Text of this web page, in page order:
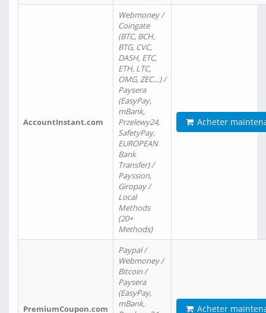
AccountInstant.com
Webmoney /
Coingate
(BTC, BCH,
BTG, CVC,
DASH, ETC,
ETH, LTC,
OMG, ZEC…) /
Paysera
(EasyPay,
mBank,
Przelewy24,
SafetyPay,
EUROPEAN
Bank
Transfer) /
Payssion,
Giropay /
Local
Methods
(20+
Methods)
Acheter
PremiumCoupon.com
Paypal /
Webmoney /
Bitcoin /
Paysera
(EasyPay,
mBank,
Acheter